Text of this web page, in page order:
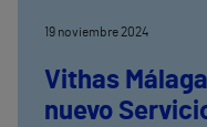
19 noviembre 2024
Vithas
nuevo